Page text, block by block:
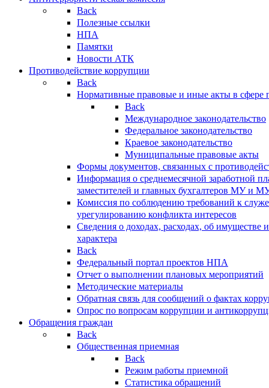
Back
Полезные ссылки
НПА
Памятки
Новости АТК
Противодействие коррупции
Back
Нормативные правовые и иные акты в сфере
Back
Международное законодательство
Федеральное законодательство
Краевое законодательство
Муниципальные правовые акты
Формы документов, связанных с
Информация о среднемесячной заработной
заместителей и главных бухгалтеров МУ и
Комиссия по соблюдению требований к
урегулированию конфликта интересов
Сведения о доходах, расходах, об имуществе
характера
Back
Федеральный портал проектов НПА
Отчет о выполнении плановых мероприятий
Методические материалы
Обратная связь для сообщений о фактах
Опрос по вопросам коррупции и
Обращения граждан
Back
Общественная приемная
Back
Режим работы приемной
Статистика обращений